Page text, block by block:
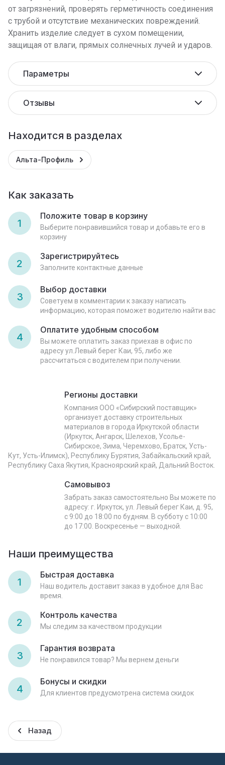
от загрязнений, проверять герметичность соединения
с трубой и отсутствие механических повреждений.
Хранить изделие следует в сухом помещении,
защищая от влаги, прямых солнечных лучей и ударов.
Параметры
Отзывы
Находится в разделах
Альта-Профиль
Как заказать
1
Положите товар в корзину
Выберите понравившийся товар и добавьте его в
корзину
2
Зарегистрируйтесь
Заполните контактные данные
3
Выбор доставки
Советуем в комментарии к заказу написать
информацию, которая поможет водителю найти вас
4
Оплатите удобным способом
Вы можете оплатить заказ приехав в офис по
адресу ул.Левый берег Каи, 95, либо же
рассчитаться с водителем при получении.
Регионы доставки
Компания ООО «Сибирский поставщик»
организует доставку строительных
материалов в города Иркутской области
(Иркутск, Ангарск, Шелехов, Усолье-
Сибирское, Зима, Черемхово, Братск, Усть-
Кут, Усть-Илимск), Республику Бурятия, Забайкальский край,
Республику Саха Якутия, Красноярский край, Дальний Восток.
Самовывоз
Забрать заказ самостоятельно Вы можете по
адресу: г. Иркутск, ул. Левый берег Каи, д. 95,
с 9:00 до 18:00 по будням. В субботу с 10:00
до 17:00. Воскресенье — выходной.
Наши преимущества
1
Быстрая доставка
Наш водитель доставит заказ в удобное для Вас
время.
2
Контроль качества
Мы следим за качеством продукции
3
Гарантия возврата
Не понравился товар? Мы вернем деньги
4
Бонусы и скидки
Для клиентов предусмотрена система скидок
Назад